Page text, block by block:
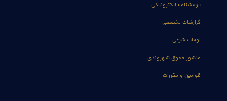
پرسشنامه الکترونیکی
گزارشات تخصصی
اوقات شرعی
منشور حقوق شهروندی
قوانین و مقررات